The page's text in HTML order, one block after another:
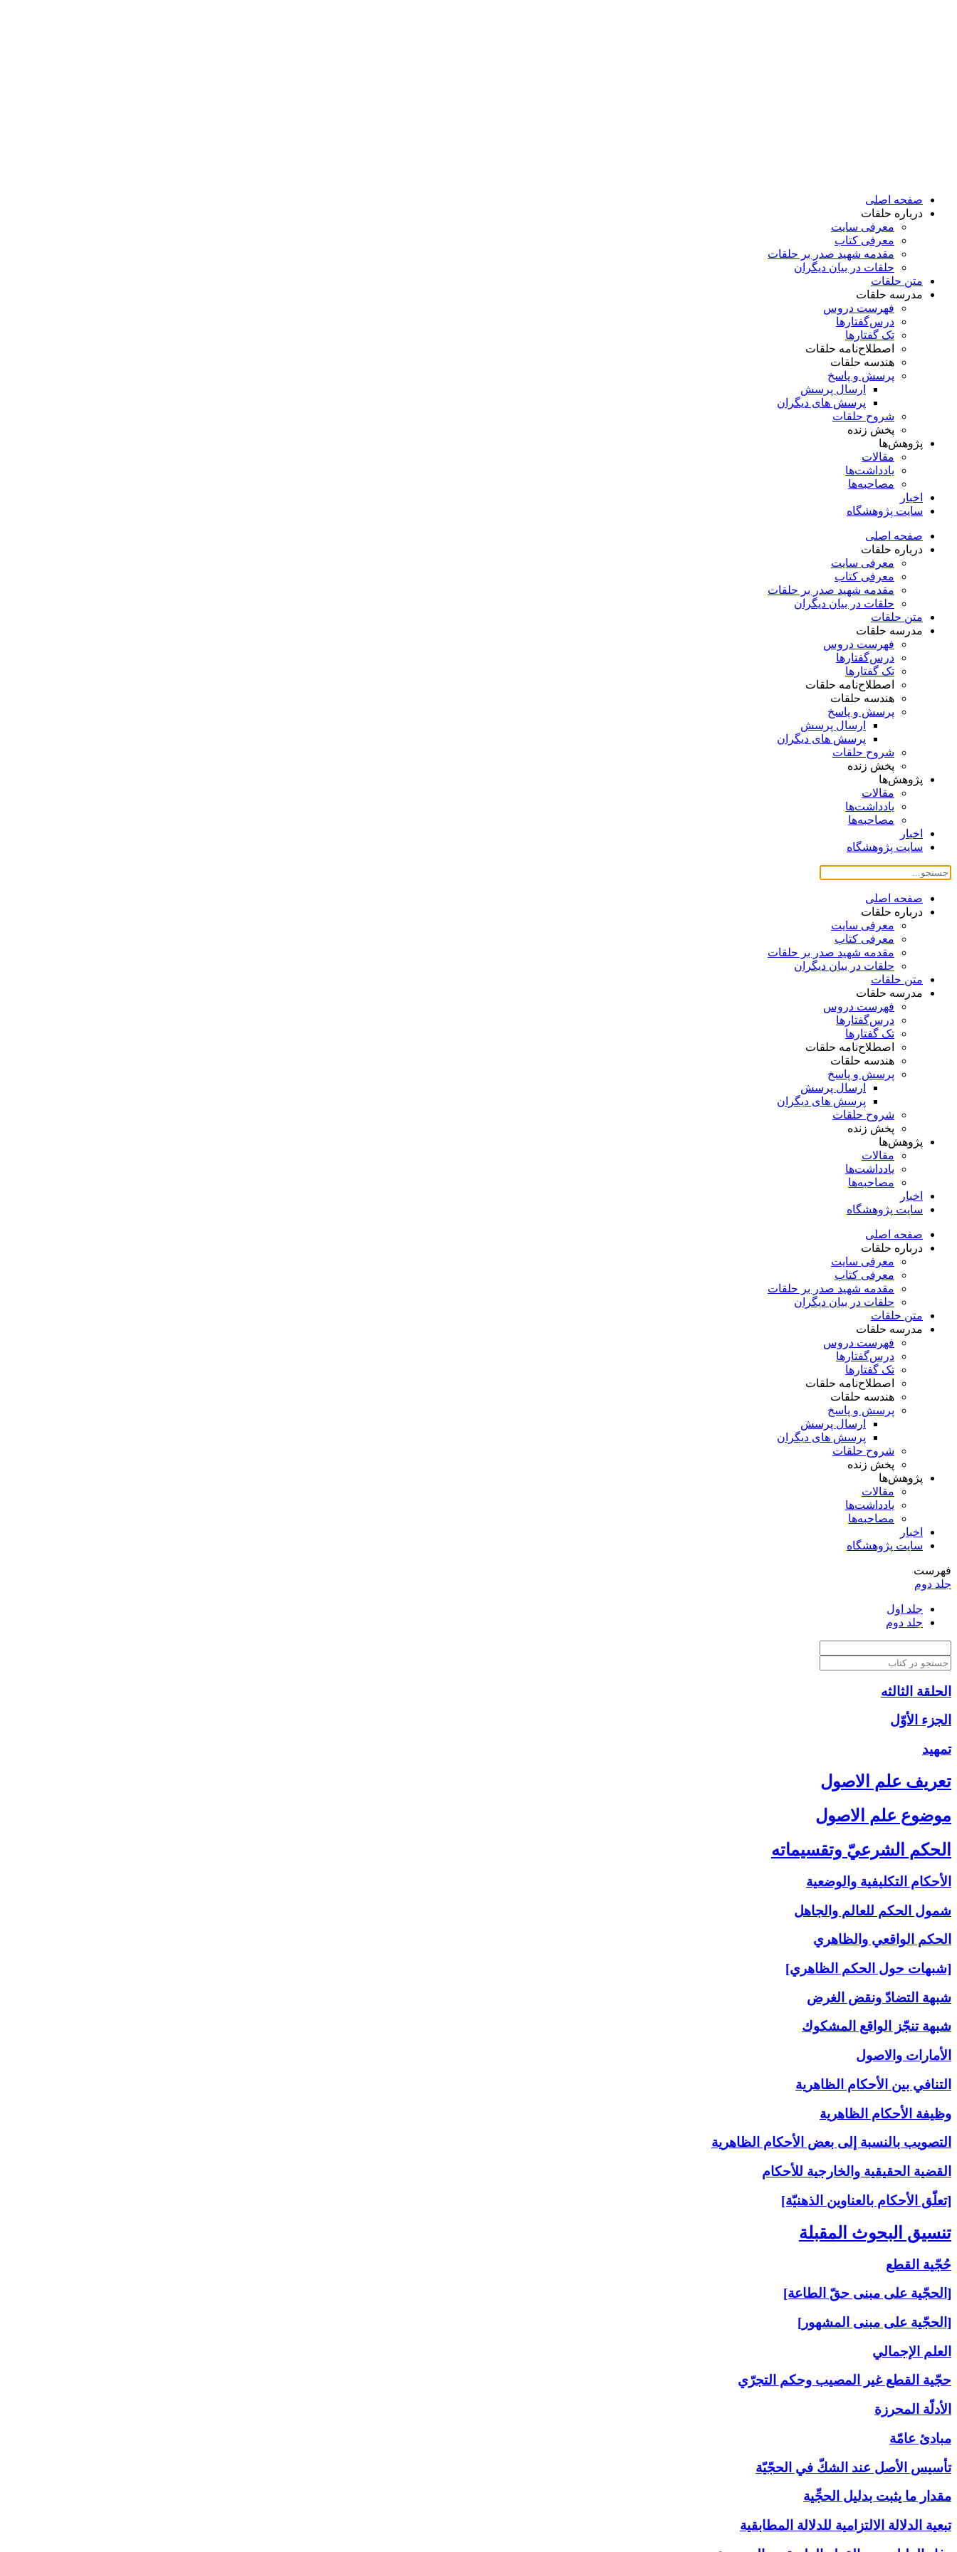
صفحه اصلی
درباره حلقات
معرفی سایت
معرفی کتاب
مقدمه شهید صدر بر حلقات
حلقات در بیان دیگران
متن حلقات
مدرسه حلقات
فهرست دروس
درس‌گفتار‌ها
تک گفتارها
اصطلاح‌نامه حلقات
هندسه حلقات
پرسش و پاسخ
ارسال پرسش
پرسش های دیگران
شروح حلقات
پخش زنده
پژوهش‌ها
مقالات
یادداشت‌ها
مصاحبه‌ها
اخبار
سایت پژوهشگاه
صفحه اصلی
درباره حلقات
معرفی سایت
معرفی کتاب
مقدمه شهید صدر بر حلقات
حلقات در بیان دیگران
متن حلقات
مدرسه حلقات
فهرست دروس
درس‌گفتار‌ها
تک گفتارها
اصطلاح‌نامه حلقات
هندسه حلقات
پرسش و پاسخ
ارسال پرسش
پرسش های دیگران
شروح حلقات
پخش زنده
پژوهش‌ها
مقالات
یادداشت‌ها
مصاحبه‌ها
اخبار
سایت پژوهشگاه
صفحه اصلی
درباره حلقات
معرفی سایت
معرفی کتاب
مقدمه شهید صدر بر حلقات
حلقات در بیان دیگران
متن حلقات
مدرسه حلقات
فهرست دروس
درس‌گفتار‌ها
تک گفتارها
اصطلاح‌نامه حلقات
هندسه حلقات
پرسش و پاسخ
ارسال پرسش
پرسش های دیگران
شروح حلقات
پخش زنده
پژوهش‌ها
مقالات
یادداشت‌ها
مصاحبه‌ها
اخبار
سایت پژوهشگاه
صفحه اصلی
درباره حلقات
معرفی سایت
معرفی کتاب
مقدمه شهید صدر بر حلقات
حلقات در بیان دیگران
متن حلقات
مدرسه حلقات
فهرست دروس
درس‌گفتار‌ها
تک گفتارها
اصطلاح‌نامه حلقات
هندسه حلقات
پرسش و پاسخ
ارسال پرسش
پرسش های دیگران
شروح حلقات
پخش زنده
پژوهش‌ها
مقالات
یادداشت‌ها
مصاحبه‌ها
اخبار
سایت پژوهشگاه
فهرست
جلد دوم
جلد اول
جلد دوم
الحلقة الثالثه
الجزء الأوّل‏
تمهيد
تعريف علم الاصول‏
موضوع علم الاصول‏
الحكم الشرعيّ وتقسيماته‏
الأحكام التكليفية والوضعية
شمول الحكم للعالم والجاهل
الحكم الواقعي والظاهري
[شبهات حول الحكم الظاهري]
شبهة التضادّ ونقض الغرض
شبهة تنجّز الواقع المشكوك
الأمارات والاصول
التنافي بين الأحكام الظاهرية
وظيفة الأحكام الظاهرية
التصويب بالنسبة إلى‏ بعض الأحكام الظاهرية
القضية الحقيقية والخارجية للأحكام
[تعلّق الأحكام بالعناوين الذهنيّة]
تنسيق البحوث المقبلة
حُجّية القطع
[الحجّية على مبنى حقّ الطاعة]
[الحجّية على مبنى المشهور]
العلم الإجمالي
حجّية القطع غير المصيب وحكم التجرّي
الأدلّة المحرزة
مبادئ عامّة
تأسيس الأصل عند الشكّ في الحجّيّة
مقدار ما يثبت بدليل الحجِّية
تبعية الدلالة الالتزامية للدلالة المطابقية